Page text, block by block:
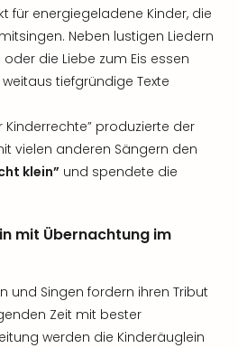
für energiegeladene Kinder, die
Neben lustigen Liedern
die Liebe zum Eis essen
tiefgründige Texte
Kinderrechte” produzierte der
vielen anderen Sängern den
klein” und spendete die
mit Übernachtung im
und Singen fordern ihren Tribut
Zeit mit bester
werden die Kinderäuglein